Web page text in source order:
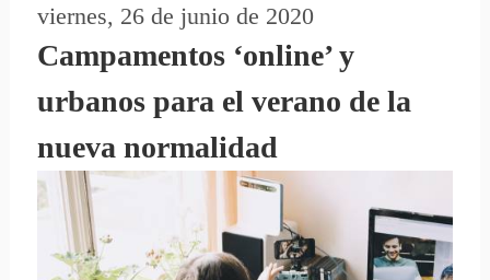
viernes, 26 de junio de 2020
Campamentos ‘online’ y
urbanos para el verano de la
nueva normalidad